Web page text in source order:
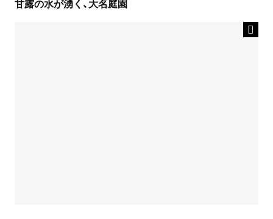
甘露の水が湧く、大名庭園